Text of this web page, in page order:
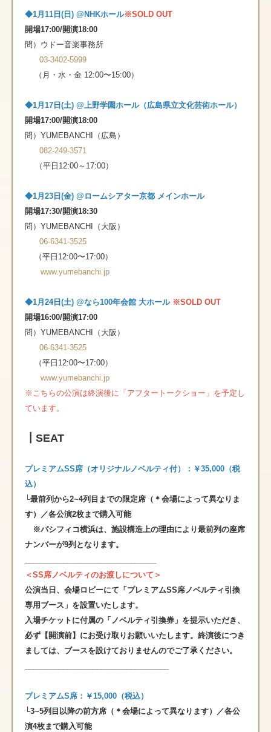
◆1⽉11⽇(⽇) @NHKホール※SOLD OUT
開場17:00/開演18:00
問）ウドー⾳楽事務所
03-3402-5999
（⽉・⽔・⾦ 12:00〜15:00）
◆1⽉17⽇(⼟) @上野学園ホール（広島県⽴⽂化芸術ホール）
開場17:00/開演18:00
問）YUMEBANCHI（広島）
082-249-3571
（平日12:00～17:00）
◆1⽉23⽇(⾦) @ロームシアター京都 メインホール
開場17:30/開演18:30
問）YUMEBANCHI（大阪）
06-6341-3525
（平⽇12:00〜17:00）
www.yumebanchi.jp
◆1⽉24⽇(土) @なら100年会館 大ホール ※SOLD OUT
開場16:00/開演17:00
問）YUMEBANCHI（大阪）
06-6341-3525
（平⽇12:00〜17:00）
www.yumebanchi.jp
※こちらの公演は終演後に「アフタートークショー」を予定し
ています。
┃SEAT
プレミアムSS席（オリジナルノベルティ付）：￥35,000（税
込）
└最前列から2~4列目までの限定席（＊会場によって異なりま
す）／各公演2枚まで購入可能
※パシフィコ横浜は、施設構造上の理由により最前列の座席
ナンバーが9列となります。
＜SS席ノベルティのお渡しについて＞
公演当日、会場ロビーにて「プレミアムSS席ノベルティ引換
専用ブース」を設置いたします。
入場チケットに付属の「ノベルティ引換券」を提示いただき、
必ず【開演前】にお受け取りお願いいたします。終演後につき
ましては、ブースを設けておりませんのでご了承ください。
プレミアムS席：￥15,000（税込）
└3~5列目以降の前方席（＊会場によって異なります）／各公
演4枚まで購入可能